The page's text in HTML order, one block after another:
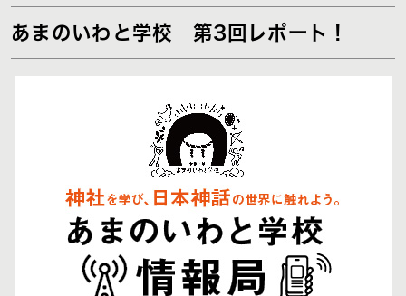
あまのいわと学校 第3回レポート！